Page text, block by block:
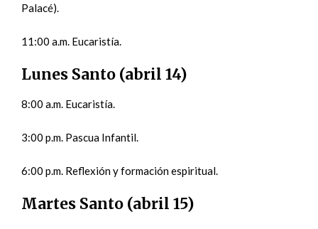
Palacé).
11:00 a.m. Eucaristía.
Lunes Santo (abril 14)
8:00 a.m. Eucaristía.
3:00 p.m. Pascua Infantil.
6:00 p.m. Reflexión y formación espiritual.
Martes Santo (abril 15)